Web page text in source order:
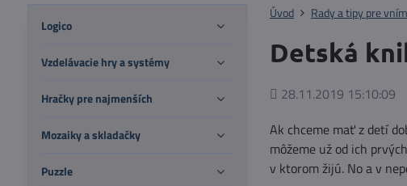
Úvod Rady a tipy pre
Detská
Pridané
28.11.2019 15:10:09
Ak chceme mať z detí
môžeme už od ich
v ktorom žijú. No a v
Logico
Vzdelávacie hry a systémy
Hračky pre najmenších
Mozaiky a skladačky
Puzzle